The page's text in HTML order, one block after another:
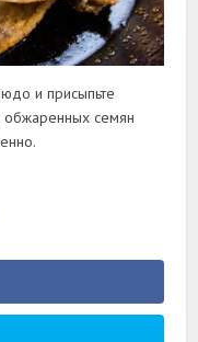
и присыпьте
семян